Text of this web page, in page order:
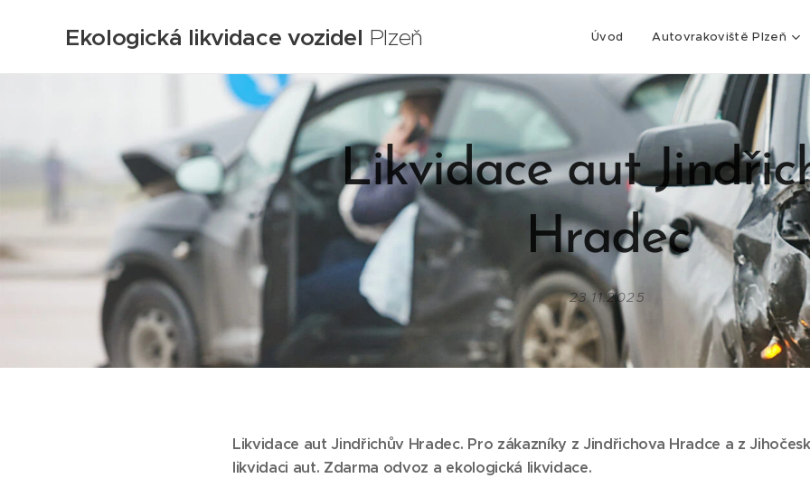
Ekologická likvidace vozidel Plzeň Úvod Autovrakoviště Plzeň
Likvidace aut
Hradec
23.11.2025
Likvidace aut Jindřichův Hradec. Pro zákazníky z Jindřichova Hradce a z
likvidaci aut. Zdarma odvoz a ekologická likvidace.